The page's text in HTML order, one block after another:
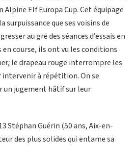
Elf Europa Cup. Cet équipage
surpuissance que ses voisins de
au gré des séances d’essais en
course, ils ont vu les conditions
le drapeau rouge interrompre les
à répétition. On se
un jugement hâtif sur leur
Stéphan Guérin (50 ans, Aix-en-
des plus solides qui entame sa